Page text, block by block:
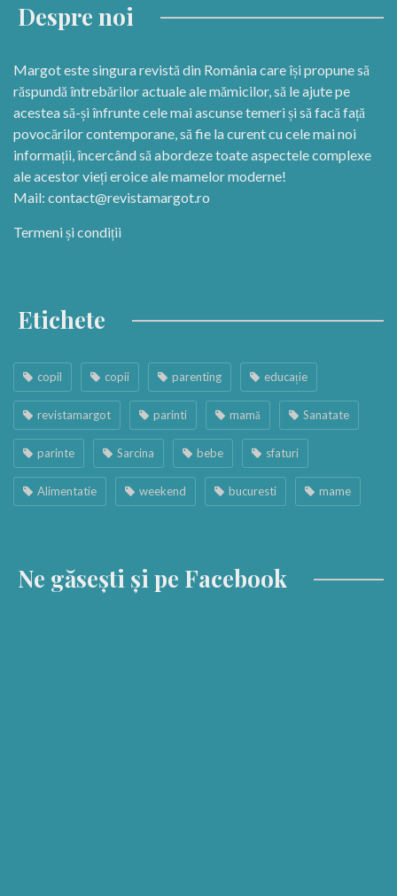
Despre noi
Margot este singura revistă din România care își propune să
răspundă întrebărilor actuale ale mămicilor, să le ajute pe
acestea să-și înfrunte cele mai ascunse temeri și să facă față
povocărilor contemporane, să fie la curent cu cele mai noi
informații, încercând să abordeze toate aspectele complexe
ale acestor vieți eroice ale mamelor moderne!
Mail: contact@revistamargot.ro
Termeni și condiții
Etichete
copil copii parenting educație
revistamargot parinti mamă Sanatate
parinte Sarcina bebe sfaturi
Alimentatie weekend bucuresti mame
Ne găsești și pe Facebook